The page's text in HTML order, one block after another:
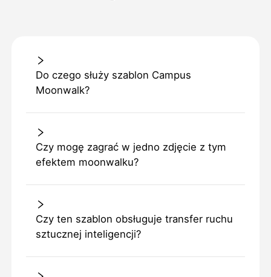
Do czego służy szablon Campus
Moonwalk?
Czy mogę zagrać w jedno zdjęcie z tym
efektem moonwalku?
Czy ten szablon obsługuje transfer ruchu
sztucznej inteligencji?